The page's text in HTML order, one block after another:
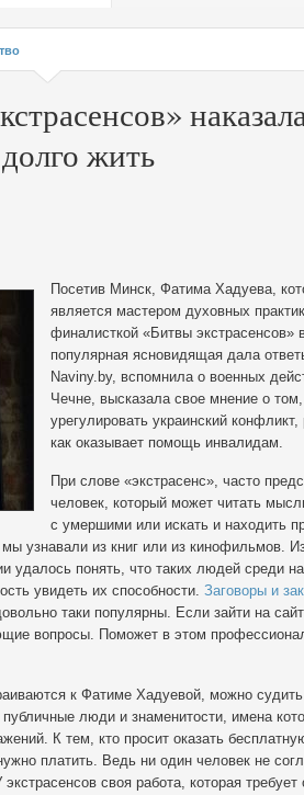
клиентов
наказала
жить
Посетив Минск, Фатима Хадуева,
является мастером духовных
финалисткой «Битвы экстрасенсов»
популярная ясновидящая дала
Naviny.by, вспомнила о военных
Чечне, высказала свое мнение о
урегулировать украинский конфликт,
как оказывает помощь инвалидам.
При слове «экстрасенс», часто
человек, который может читать
с умершими или искать и находить
узнавали из книг или из кинофильмов.
удалось понять, что таких людей среди
увидеть их способности. Заговоры и
таки популярны. Если зайти на
вопросы. Поможет в этом
к Фатиме Хадуевой, можно
люди и знаменитости, имена
К тем, кто просит оказать
платить. Ведь ни один человек не
своя работа, которая требует